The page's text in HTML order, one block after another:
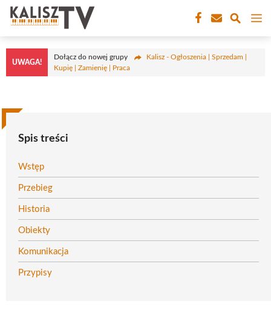
Przejdź
treści
UWAGA!
Dołącz do nowej grupy
Kalisz - Ogłoszenia | Sprzedam |
Kupię | Zamienię | Praca
Spis treści
Wstęp
Przebieg
Historia
Obiekty
Komunikacja
Przypisy